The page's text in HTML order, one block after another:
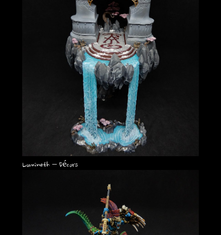
Lumineth – Décors